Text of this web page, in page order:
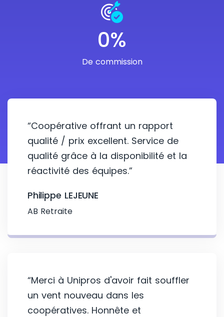
0%
De commission
“Coopérative offrant un rapport
qualité / prix excellent. Service de
qualité grâce à la disponibilité et la
réactivité des équipes.”
Philippe LEJEUNE
AB Retraite
“Merci à Unipros d'avoir fait souffler
un vent nouveau dans les
coopératives. Honnête et